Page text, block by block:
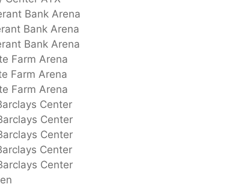
Bank Arena
Bank Arena
Bank Arena
Farm Arena
Farm Arena
Farm Arena
Center
Center
Center
Center
Center